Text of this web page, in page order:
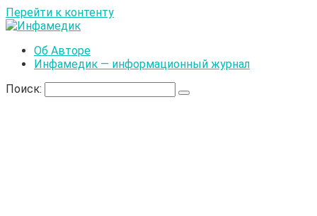
Перейти к контенту
Об Авторе
Инфамедик — информационный журнал
Поиск: